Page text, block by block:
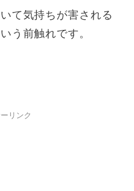
て気持ちが害される
う前触れです。
リンク